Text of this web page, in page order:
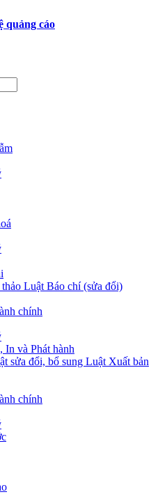
quảng cáo
Luật Báo chí (sửa đổi)
chính
và Phát hành
sửa đổi, bổ sung Luật Xuất bản
chính